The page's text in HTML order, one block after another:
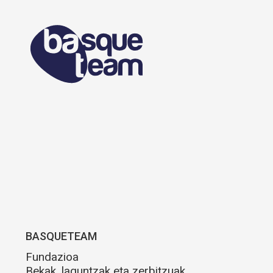
BASQUETEAM
Fundazioa